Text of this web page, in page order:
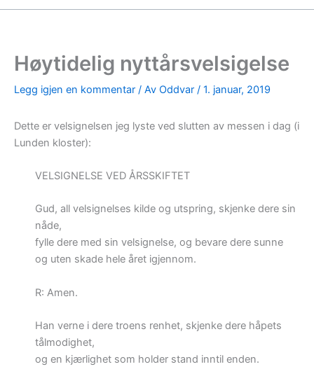
Høytidelig nyttårsvelsigelse
Legg igjen en kommentar / Av Oddvar / 1. januar, 2019
Dette er velsignelsen jeg lyste ved slutten av messen i dag (i
Lunden kloster):
VELSIGNELSE VED ÅRSSKIFTET
Gud, all velsignelses kilde og utspring, skjenke dere sin
nåde,
fylle dere med sin velsignelse, og bevare dere sunne
og uten skade hele året igjennom.
R: Amen.
Han verne i dere troens renhet, skjenke dere håpets
tålmodighet,
og en kjærlighet som holder stand inntil enden.